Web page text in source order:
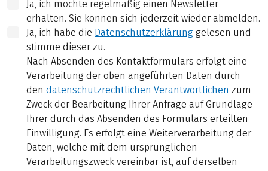
Ja, ich möchte regelmäßig einen Newsletter
erhalten. Sie können sich jederzeit wieder abmelden.
Ja, ich habe die Datenschutzerklärung gelesen und
stimme dieser zu.
Nach Absenden des Kontaktformulars erfolgt eine
Verarbeitung der oben angeführten Daten durch
den datenschutzrechtlichen Verantwortlichen zum
Zweck der Bearbeitung Ihrer Anfrage auf Grundlage
Ihrer durch das Absenden des Formulars erteilten
Einwilligung. Es erfolgt eine Weiterverarbeitung der
Daten, welche mit dem ursprünglichen
Verarbeitungszweck vereinbar ist, auf derselben